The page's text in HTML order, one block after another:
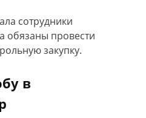
сотрудники
обязаны провести
закупку.
в